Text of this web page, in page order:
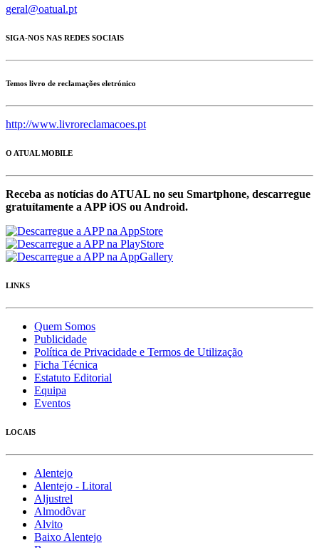
geral@oatual.pt
SIGA-NOS NAS REDES SOCIAIS
Temos livro de reclamações eletrónico
http://www.livroreclamacoes.pt
O ATUAL MOBILE
Receba as notícias do ATUAL no seu Smartphone, descarregue
gratuítamente a APP iOS ou Android.
LINKS
Quem Somos
Publicidade
Política de Privacidade e Termos de Utilização
Ficha Técnica
Estatuto Editorial
Equipa
Eventos
LOCAIS
Alentejo
Alentejo - Litoral
Aljustrel
Almodôvar
Alvito
Baixo Alentejo